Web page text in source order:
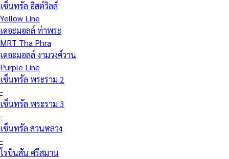
เซ็นทรัล อีสต์วิลล์
Yellow Line
เดอะมอลล์ ท่าพระ
MRT Tha Phra
เดอะมอลล์ งามวงศ์วาน
Purple Line
เซ็นทรัล พระราม 2
-
เซ็นทรัล พระราม 3
-
เซ็นทรัล สวนหลวง
-
โรบินสัน ศรีสมาน